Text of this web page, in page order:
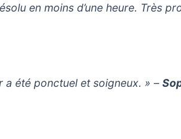
en moins d’une heure. Très
a été ponctuel et soigneux. » –